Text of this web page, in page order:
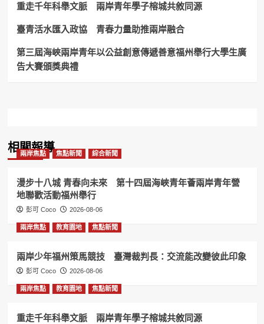
重走千年科舉文脈 兩岸青年學子榕城共敘同源
臺青活水匯入政協 青春力量助推兩岸融合
第三屆海峽兩岸青年以公益創意傳遞善意福州舉行大學生廣
告大賽頒獎典禮
相關報導
兩岸焦點 焦點新聞 綜合新聞
漫步十八城 青春向未來 第十四屆海峽青年薈兩岸青年營
地聯歡活動福州舉行
彭可 Coco 2026-08-06
兩岸焦點 教育園地 焦點新聞
兩岸少年福州策馬競技 臺灣裁判長：交流能改變彼此印象
彭可 Coco 2026-08-06
兩岸焦點 教育園地 焦點新聞
重走千年科舉文脈 兩岸青年學子榕城共敘同源